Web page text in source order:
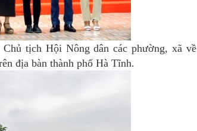
tịch Hội Nông dân các phường, xã về
địa bàn thành phố Hà Tĩnh.